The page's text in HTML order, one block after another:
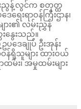
းညွန့်လွင်က စတုတ္ထ
ေးရာဝန်ကြီးဌာန၊
ျား၏ လမ်းညွှန်
းနွေးသည်။
ဒေချုပ် ဦးအုန်း
န်ရှိသူများ ထားဝယ်
မ်း၊ အမှုထမ်းများ